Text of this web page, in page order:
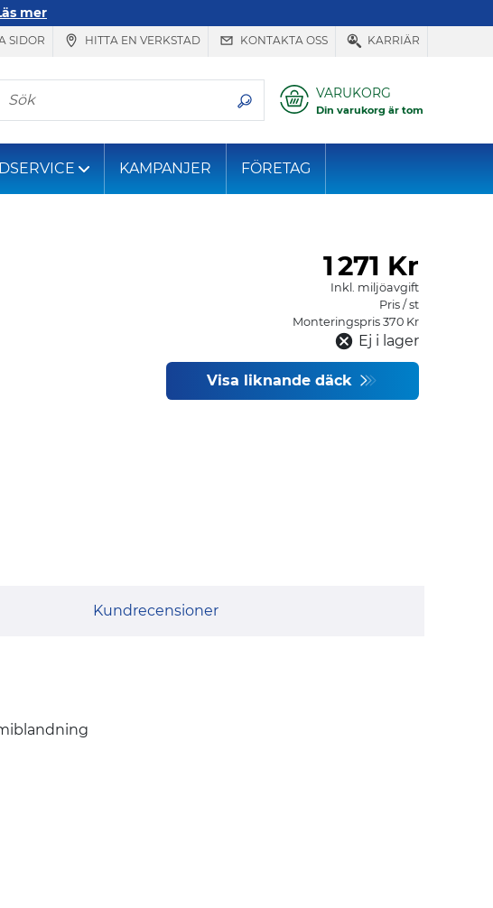
mer
SIDOR HITTA EN VERKSTAD KONTAKTA OSS KARRIÄR
Sök VARUKORG
Din varukorg är tom
KAMPANJER FÖRETAG
1271 Kr
Inkl. miljöavgift
Pris / st
Monteringspris 370 Kr
Ej i lager
Visa liknande däck
Kundrecensioner